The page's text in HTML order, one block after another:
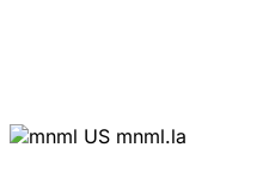
mnml.la